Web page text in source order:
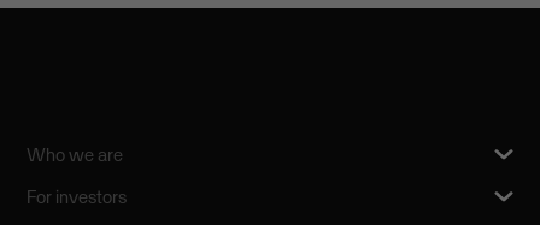
Who we are
For investors